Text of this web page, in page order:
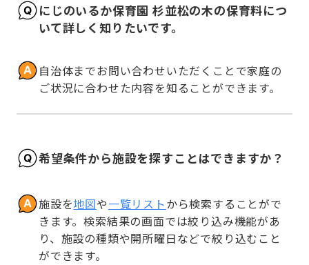
にじのいるか保育園 杉並松の木の保育料につ
いて詳しく知りたいです。
自治体までお問い合わせいただくことで家庭の
ご状況に合わせた内容を知ることができます。
希望条件から施設を探すことはできますか？
施設を地図や一覧リストから検索することがで
きます。検索結果の画面では絞り込み機能があ
り、施設の種類や開所曜日などで絞り込むこと
ができます。